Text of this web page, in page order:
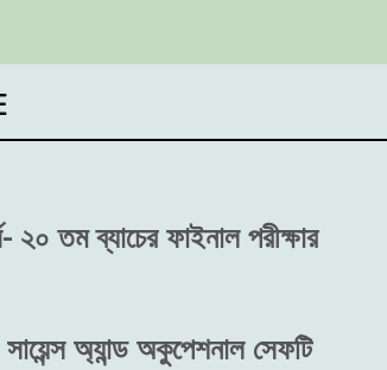
২০ তম ব্যাচের ফাইনাল পরীক্ষার
অ্যান্ড অকুপেশনাল সেফটি